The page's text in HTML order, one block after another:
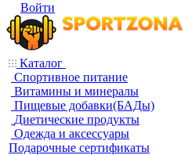
Войти
Каталог
Спортивное питание
Витамины и минералы
Пищевые добавки(БАДы)
Диетические продукты
Одежда и аксессуары
Подарочные сертификаты